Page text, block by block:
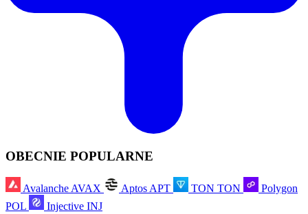
OBECNIE POPULARNE
Avalanche AVAX Aptos APT TON TON
Polygon
POL
Injective INJ